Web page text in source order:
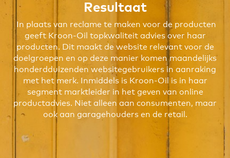
Resultaat
In plaats van reclame te maken voor de producten
geeft Kroon-Oil topkwaliteit advies over haar
producten. Dit maakt de websiterelevant voor de
doelgroepen en op deze manier komen maandelijks
honderdduizenden websitegebruikers in aanraking
met het merk. Inmiddels is Kroon-Oil is in haar
segment marktleider in het geven van online
productadvies. Niet alleen aan consumenten, maar
ook aan garagehouders en de retail.